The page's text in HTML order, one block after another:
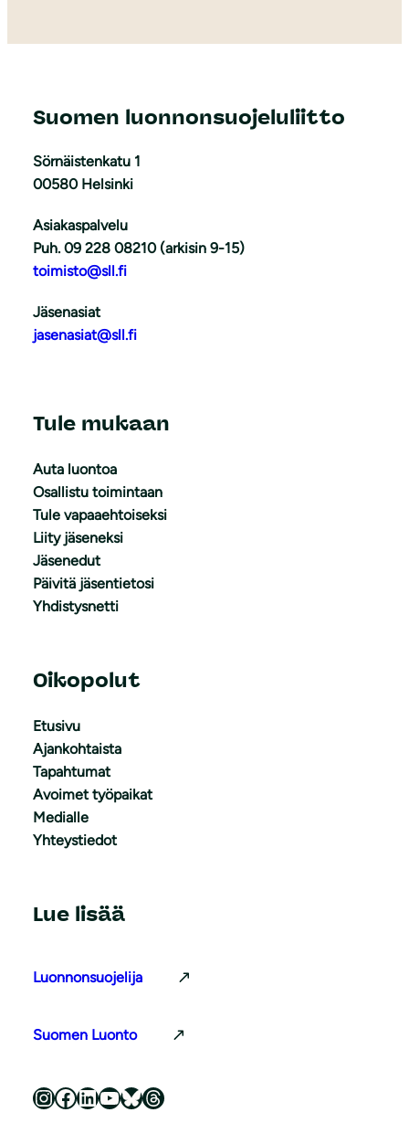
Suomen luonnonsuojeluliitto
Sörnäistenkatu 1
00580 Helsinki
Asiakaspalvelu
Puh. 09 228 08210 (arkisin 9-15)
toimisto@sll.fi
Jäsenasiat
jasenasiat@sll.fi
Tule mukaan
Auta luontoa
Osallistu toimintaan
Tule vapaaehtoiseksi
Liity jäseneksi
Jäsenedut
Päivitä jäsentietosi
Yhdistysnetti
Oikopolut
Etusivu
Ajankohtaista
Tapahtumat
Avoimet työpaikat
Medialle
Yhteystiedot
Lue lisää
Luonnonsuojelija
Suomen Luonto
Luonnonsuojeluliitto Instagramissa Luonnonsuojeluliitto Facebookissa Luonnonsuojeluliitto LinkedInissä Luonnonsuojeluliiton YouTube-kanava Luonnonsuojeluliitto Blueskyssa Luonnonsuojeluliitto Threadsissa